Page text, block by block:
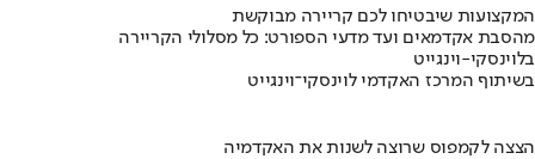
המקצועות שיבטיחו לכם קריירה מבוקשת
מהסבת אקדמאים ועד מדעי הספורט: כל מסלולי הקריירה
בלוינסקי-וינגייט
בשיתוף המרכז האקדמי לוינסקי־וינגייט
הצצה לקמפוס שרוצה לשנות את האקדמיה